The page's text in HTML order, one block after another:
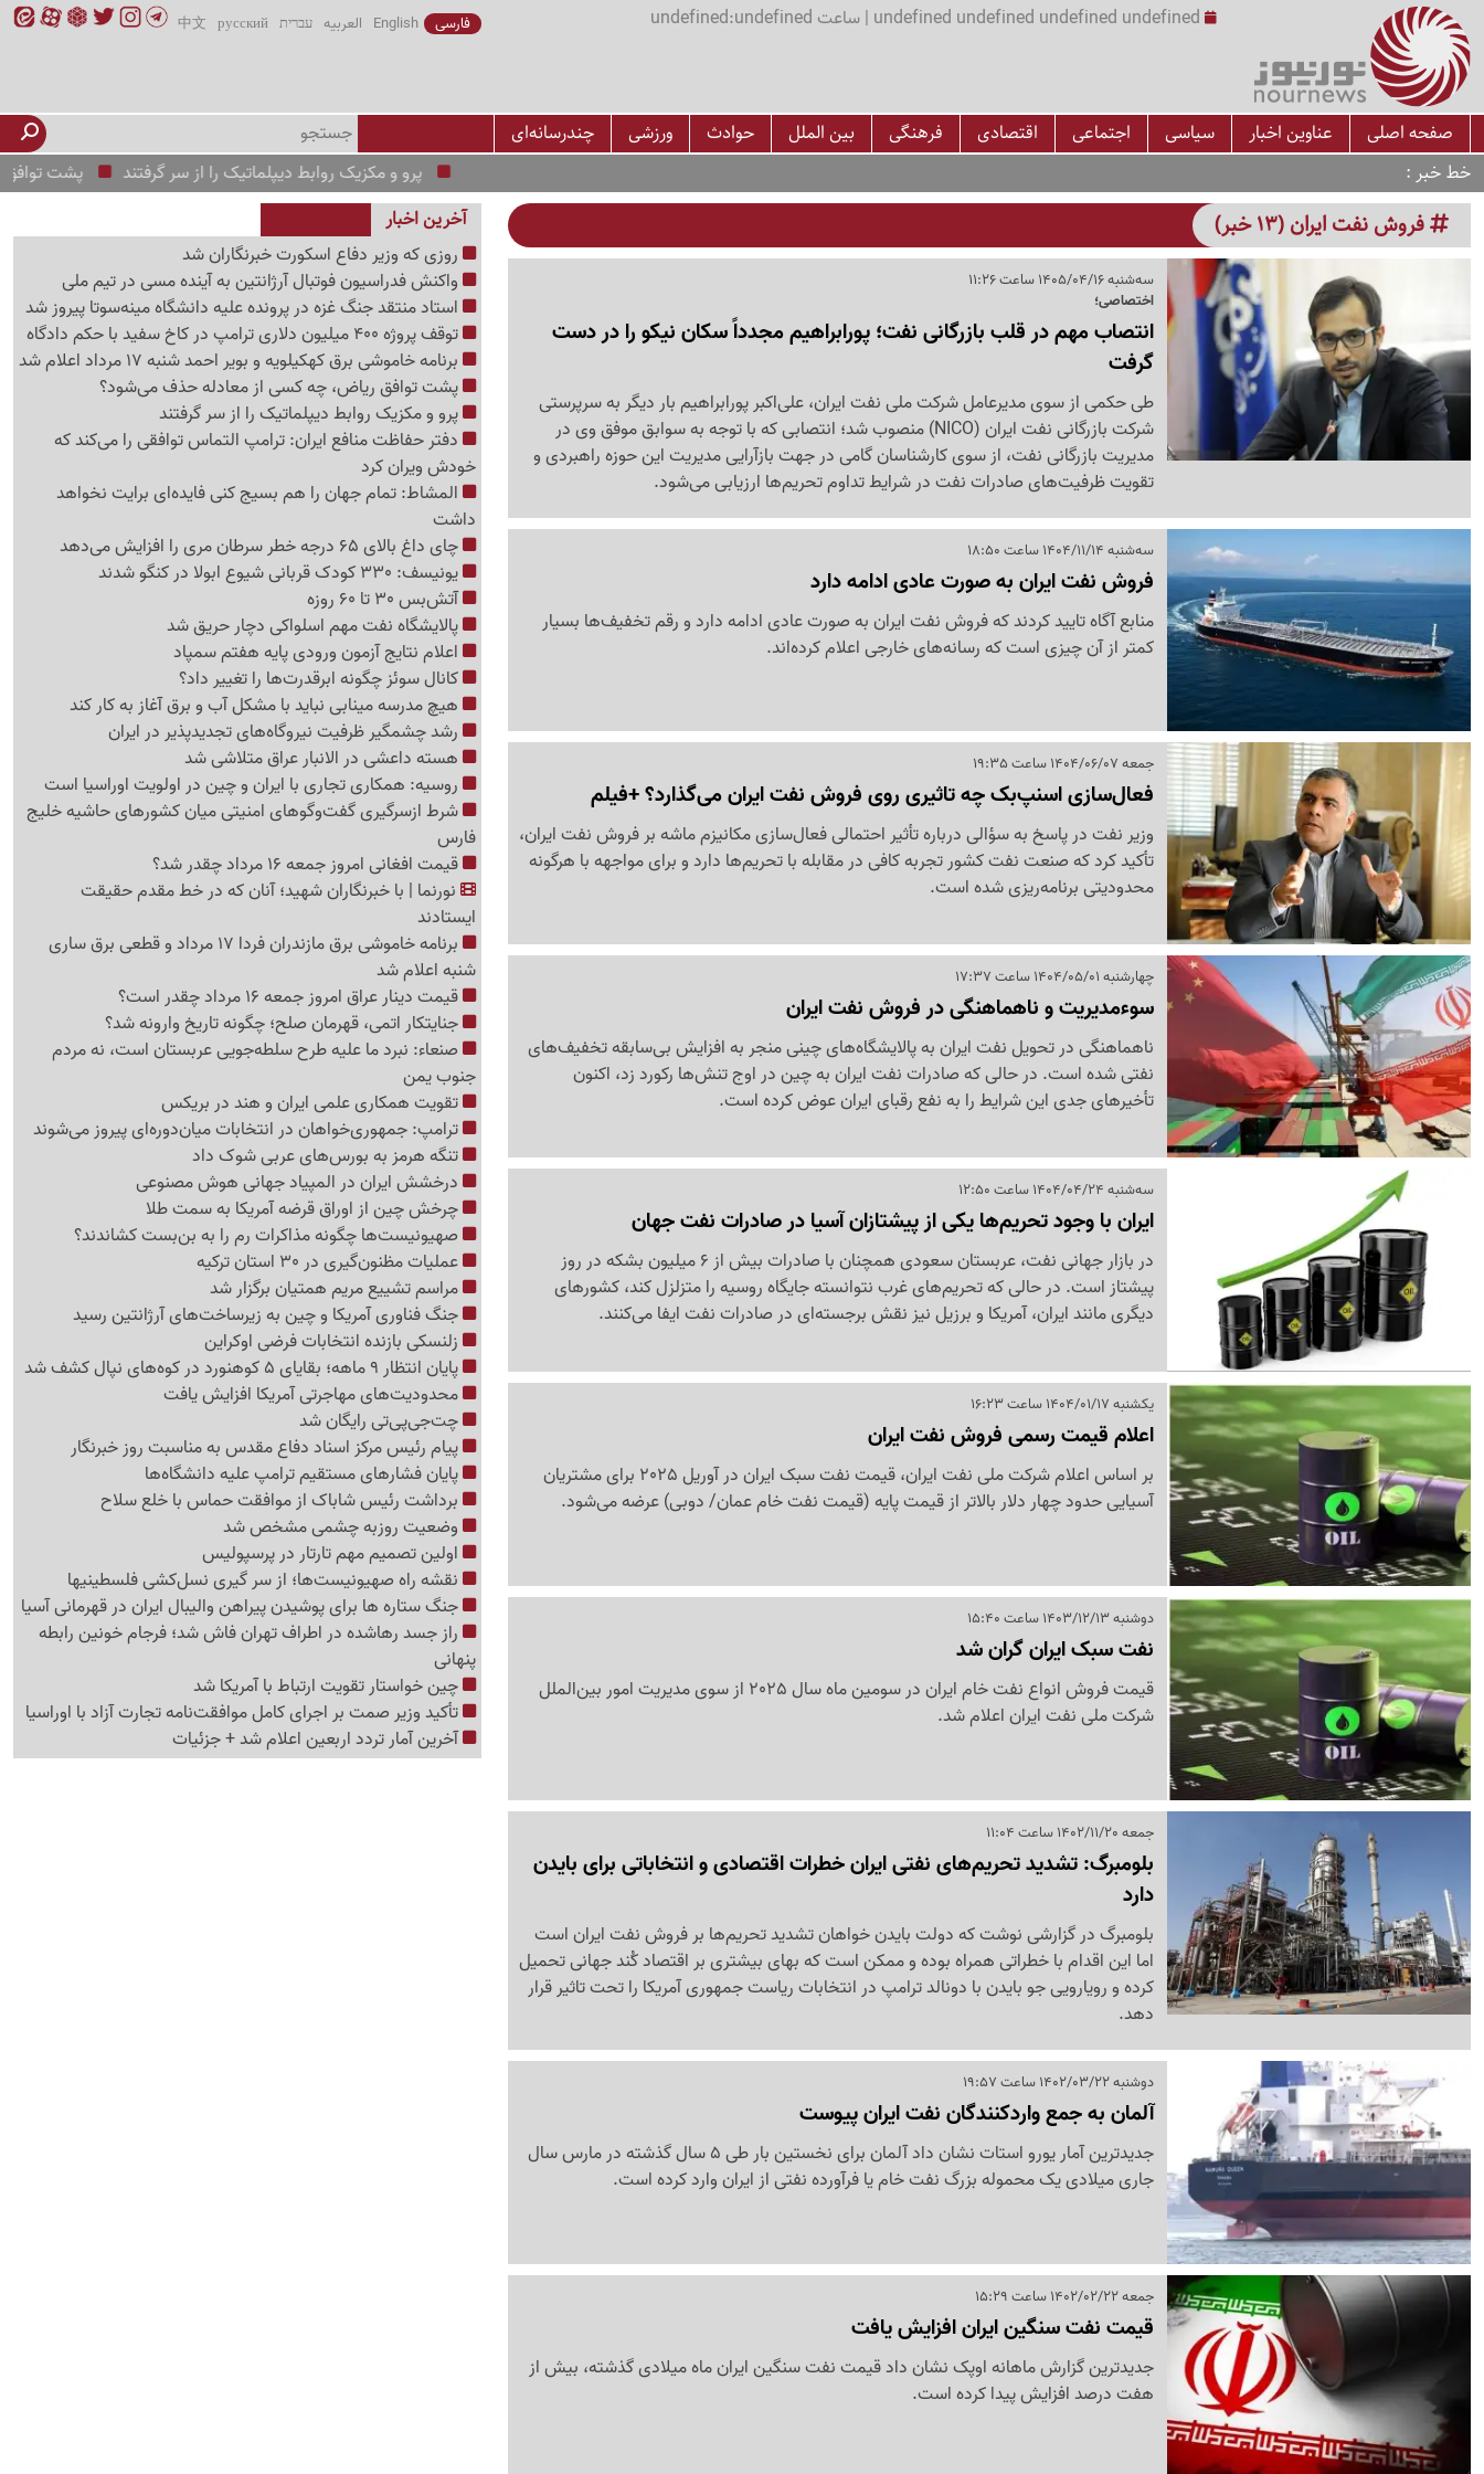
undefined undefined undefined undefined | ساعت undefined:undefined فارسی English العربیه עברית русский
中文
صفحه اصلی عناوین اخبار سیاسی اجتماعی اقتصادی فرهنگی بین الملل حوادث ورزشی
چندرسانه‌ای
خط خبر
پشت توافق پرو و مکزیک روابط دیپلماتیک را از سر گرفتند
فروش نفت ایران (13 خبر)
سه‌شنبه 1405/04/16 ساعت 11:26
اختصاصی؛
انتصاب مهم در قلب بازرگانی نفت؛ پورابراهیم مجدداً سکان نیکو را در دست
گرفت
طی حکمی از سوی مدیرعامل شرکت ملی نفت ایران، علی‌اکبر پورابراهیم بار دیگر به سرپرستی
شرکت بازرگانی نفت ایران (NICO) منصوب شد؛ انتصابی که با توجه به سوابق موفق وی در
مدیریت بازرگانی نفت، از سوی کارشناسان گامی در جهت بازآرایی مدیریت این حوزه راهبردی و
تقویت ظرفیت‌های صادرات نفت در شرایط تداوم تحریم‌ها ارزیابی می‌شود.
سه‌شنبه 1404/11/14 ساعت 18:50
فروش نفت ایران به صورت عادی ادامه دارد
منابع آگاه تایید کردند که فروش نفت ایران به صورت عادی ادامه دارد و رقم تخفیف‌ها بسیار
کمتر از آن چیزی است که رسانه‌های خارجی اعلام کرده‌اند.
جمعه 1404/06/07 ساعت 19:35
فعال‌سازی اسنپ‌بک چه تاثیری روی فروش نفت ایران می‌گذارد؟ +فیلم
وزیر نفت در پاسخ به سؤالی درباره تأثیر احتمالی فعال‌سازی مکانیزم ماشه بر فروش نفت ایران،
تأکید کرد که صنعت نفت کشور تجربه کافی در مقابله با تحریم‌ها دارد و برای مواجهه با هرگونه
محدودیتی برنامه‌ریزی شده است.
چهارشنبه 1404/05/01 ساعت 17:37
سوءمدیریت و ناهماهنگی در فروش نفت ایران
ناهماهنگی در تحویل نفت ایران به پالایشگاه‌های چینی منجر به افزایش بی‌سابقه تخفیف‌های
نفتی شده است. در حالی که صادرات نفت ایران به چین در اوج تنش‌ها رکورد زد، اکنون
تأخیرهای جدی این شرایط را به نفع رقبای ایران عوض کرده است.
سه‌شنبه 1404/04/24 ساعت 12:50
ایران با وجود تحریم‌ها یکی از پیشتازان آسیا در صادرات نفت جهان
در بازار جهانی نفت، عربستان سعودی همچنان با صادرات بیش از 6 میلیون بشکه در روز
پیشتاز است. در حالی که تحریم‌های غرب نتوانسته جایگاه روسیه را متزلزل کند، کشورهای
دیگری مانند ایران، آمریکا و برزیل نیز نقش برجسته‌ای در صادرات نفت ایفا می‌کنند.
یکشنبه 1404/01/17 ساعت 16:23
اعلام قیمت رسمی فروش نفت ایران
بر اساس اعلام شرکت ملی نفت ایران، قیمت نفت سبک ایران در آوریل 2025 برای مشتریان
آسیایی حدود چهار دلار بالاتر از قیمت پایه (قیمت نفت خام عمان/ دوبی) عرضه می‌شود.
دوشنبه 1403/12/13 ساعت 15:40
نفت سبک ایران گران شد
قیمت فروش انواع نفت خام ایران در سومین ماه سال 2025 از سوی مدیریت امور بین‌الملل
شرکت ملی نفت ایران اعلام شد.
جمعه 1402/11/20 ساعت 11:04
بلومبرگ: تشدید تحریم‌های نفتی ایران خطرات اقتصادی و انتخاباتی برای بایدن
دارد
بلومبرگ در گزارشی نوشت که دولت بایدن خواهان تشدید تحریم‌ها بر فروش نفت ایران است
اما این اقدام با خطراتی همراه بوده و ممکن است که بهای بیشتری بر اقتصاد کُند جهانی تحمیل
کرده و رویارویی جو بایدن با دونالد ترامپ در انتخابات ریاست جمهوری آمریکا را تحت تاثیر قرار
دهد.
دوشنبه 1402/03/22 ساعت 19:57
آلمان به جمع واردکنندگان نفت ایران پیوست
جدیدترین آمار یورو استات نشان داد آلمان برای نخستین بار طی 5 سال گذشته در مارس سال
جاری میلادی یک محموله بزرگ نفت خام یا فرآورده نفتی از ایران وارد کرده است.
جمعه 1402/02/22 ساعت 15:29
قیمت نفت سنگین ایران افزایش یافت
جدیدترین گزارش ماهانه اوپک نشان داد قیمت نفت سنگین ایران ماه میلادی گذشته، بیش از
هفت درصد افزایش پیدا کرده است.
آخرین اخبار
روزی که وزیر دفاع اسکورت خبرنگاران شد
واکنش فدراسیون فوتبال آرژانتین به آینده مسی در تیم ملی
استاد منتقد جنگ غزه در پرونده علیه دانشگاه مینه‌سوتا پیروز شد
توقف پروژه 400 میلیون دلاری ترامپ در کاخ سفید با حکم دادگاه
برنامه خاموشی برق کهکیلویه و بویر احمد شنبه 17 مرداد اعلام شد
پشت توافق ریاض، چه کسی از معادله حذف می‌شود؟
پرو و مکزیک روابط دیپلماتیک را از سر گرفتند
دفتر حفاظت منافع ایران: ترامپ التماس توافقی را می‌کند که
خودش ویران کرد
المشاط: تمام جهان را هم بسیج کنی فایده‌ای برایت نخواهد
داشت
چای داغ بالای 65 درجه خطر سرطان مری را افزایش می‌دهد
یونیسف: 330 کودک قربانی شیوع ابولا در کنگو شدند
آتش‌بس 30 تا 60 روزه
پالایشگاه نفت مهم اسلواکی دچار حریق شد
اعلام نتایج آزمون ورودی پایه هفتم سمپاد
کانال سوئز چگونه ابرقدرت‌ها را تغییر داد؟
هیچ مدرسه مینابی نباید با مشکل آب و برق آغاز به کار کند
رشد چشمگیر ظرفیت نیروگاه‌های تجدیدپذیر در ایران
هسته داعشی در الانبار عراق متلاشی شد
روسیه: همکاری تجاری با ایران و چین در اولویت اوراسیا است
شرط ازسرگیری گفت‌وگوهای امنیتی میان کشورهای حاشیه خلیج
فارس
قیمت افغانی امروز جمعه 16 مرداد چقدر شد؟
نورنما | با خبرنگاران شهید؛ آنان که در خط مقدم حقیقت
ایستادند
برنامه خاموشی برق مازندران فردا 17 مرداد و قطعی برق ساری
شنبه اعلام شد
قیمت دینار عراق امروز جمعه 16 مرداد چقدر است؟
جنایتکار اتمی، قهرمان صلح؛ چگونه تاریخ وارونه شد؟
صنعاء: نبرد ما علیه طرح سلطه‌جویی عربستان است، نه مردم
جنوب یمن
تقویت همکاری علمی ایران و هند در بریکس
ترامپ: جمهوری‌خواهان در انتخابات میان‌دوره‌ای پیروز می‌شوند
تنگه هرمز به بورس‌های عربی شوک داد
درخشش ایران در المپیاد جهانی هوش مصنوعی
چرخش چین از اوراق قرضه آمریکا به سمت طلا
صهیونیست‌ها چگونه مذاکرات رم را به بن‌بست کشاندند؟
عملیات مظنون‌گیری در 30 استان ترکیه
مراسم تشییع مریم همتیان برگزار شد
جنگ فناوری آمریکا و چین به زیرساخت‌های آرژانتین رسید
زلنسکی بازنده انتخابات فرضی اوکراین
پایان انتظار 9 ماهه؛ بقایای 5 کوهنورد در کوه‌های نپال کشف شد
محدودیت‌های مهاجرتی آمریکا افزایش یافت
چت‌جی‌پی‌تی رایگان شد
پیام رئیس مرکز اسناد دفاع مقدس به مناسبت روز خبرنگار
پایان فشارهای مستقیم ترامپ علیه دانشگاه‌ها
برداشت رئیس شاباک از موافقت حماس با خلع سلاح
وضعیت روزبه چشمی مشخص شد
اولین تصمیم مهم تارتار در پرسپولیس
نقشه راه صهیونیست‌ها؛ از سر گیری نسل‌کشی فلسطینی‍ها
جنگ ستاره ها برای پوشیدن پیراهن والیبال ایران در قهرمانی آسیا
راز جسد رهاشده در اطراف تهران فاش شد؛ فرجام خونین رابطه
پنهانی
چین خواستار تقویت ارتباط با آمریکا شد
تأکید وزیر صمت بر اجرای کامل موافقت‌نامه تجارت آزاد با اوراسیا
آخرین آمار تردد اربعین اعلام شد + جزئیات